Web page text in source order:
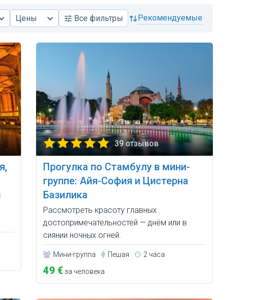
Цены Всефильтры рекомендуемые
39 отзывов
Прогулка по Стамбулу в мини-
группе: Айя-София и Цистерна
Базилика
Рассмотреть красоту главных
достопримечательностей — днём или в
сиянии ночных огней.
Мини-группа Пешая 2 часа
49 €за человека